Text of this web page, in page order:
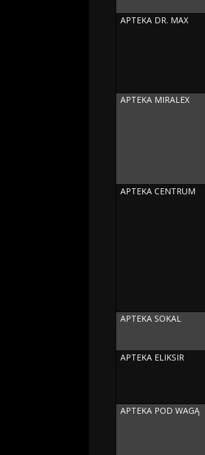
APTEKA DR. MAX
APTEKA MIRALEX
APTEKA CENTRUM
APTEKA SOKAL
APTEKA ELIKSIR
APTEKA POD WAGĄ